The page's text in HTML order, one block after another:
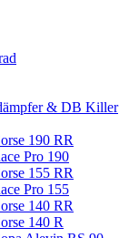
& DB Killer
190 RR
Pro 190
155 RR
Pro 155
140 RR
140 R